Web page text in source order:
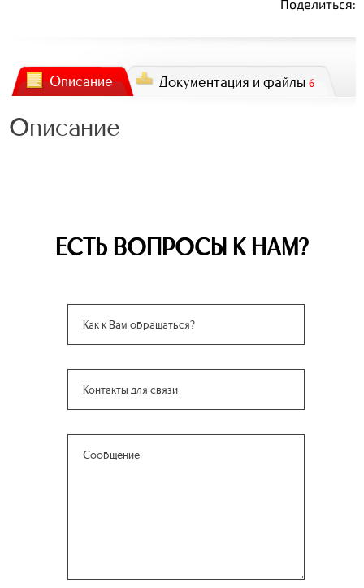
Поделиться:
Описание Документация и файлы 6
Описание
ЕСТЬ ВОПРОСЫ К НАМ?